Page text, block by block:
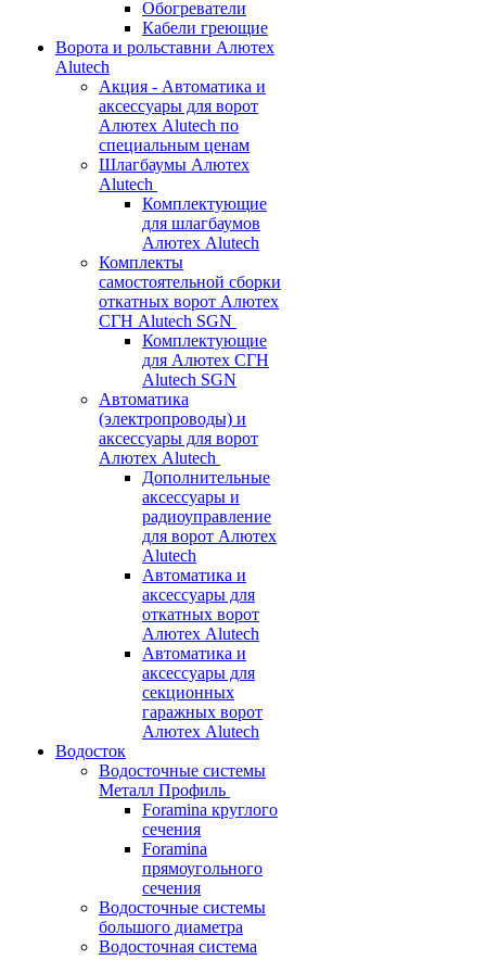
Обогреватели
Кабели греющие
Ворота и рольставни Алютех
Alutech
Акция - Автоматика и
аксессуары для ворот
Алютех Alutech по
специальным ценам
Шлагбаумы Алютех
Alutech
Комплектующие
для шлагбаумов
Алютех Alutech
Комплекты
самостоятельной сборки
откатных ворот Алютех
СГН Alutech SGN
Комплектующие
для Алютех СГН
Alutech SGN
Автоматика
(электропроводы) и
аксессуары для ворот
Алютех Alutech
Дополнительные
аксессуары и
радиоуправление
для ворот Алютех
Alutech
Автоматика и
аксессуары для
откатных ворот
Алютех Alutech
Автоматика и
аксессуары для
секционных
гаражных ворот
Алютех Alutech
Водосток
Водосточные системы
Металл Профиль
Foramina круглого
сечения
Foramina
прямоугольного
сечения
Водосточные системы
большого диаметра
Водосточная система